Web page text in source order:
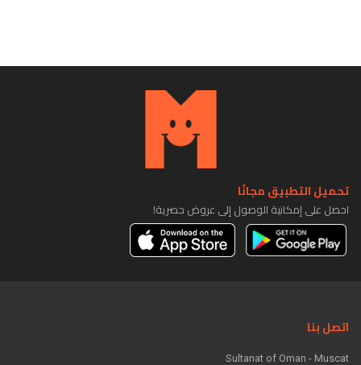
تحميل التطبيق مجانًا
احصل على إمكانية الوصول إلى عروض حصرية!
اتصل بنا
Sultanat of Oman - Muscat